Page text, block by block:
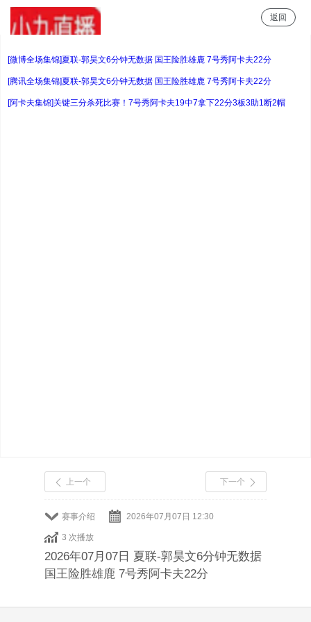
返回
[微博全场集锦]夏联-郭昊文6分钟无数据 国王险胜雄鹿 7号秀阿卡夫22分
[腾讯全场集锦]夏联-郭昊文6分钟无数据 国王险胜雄鹿 7号秀阿卡夫22分
[阿卡夫集锦]关键三分杀死比赛！7号秀阿卡夫19中7拿下22分3板3助1断2帽
赛事介绍 2026年07月07日 12:30
3 次播放
上一个 下一个
2026年07月07日 夏联-郭昊文6分钟无数据
国王险胜雄鹿 7号秀阿卡夫22分